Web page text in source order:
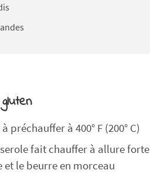
préchauffer à 400° F (200° C)
fait chauffer à allure forte
et le beurre en morceau